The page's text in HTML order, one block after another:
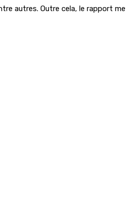
autres. Outre cela, le rapport